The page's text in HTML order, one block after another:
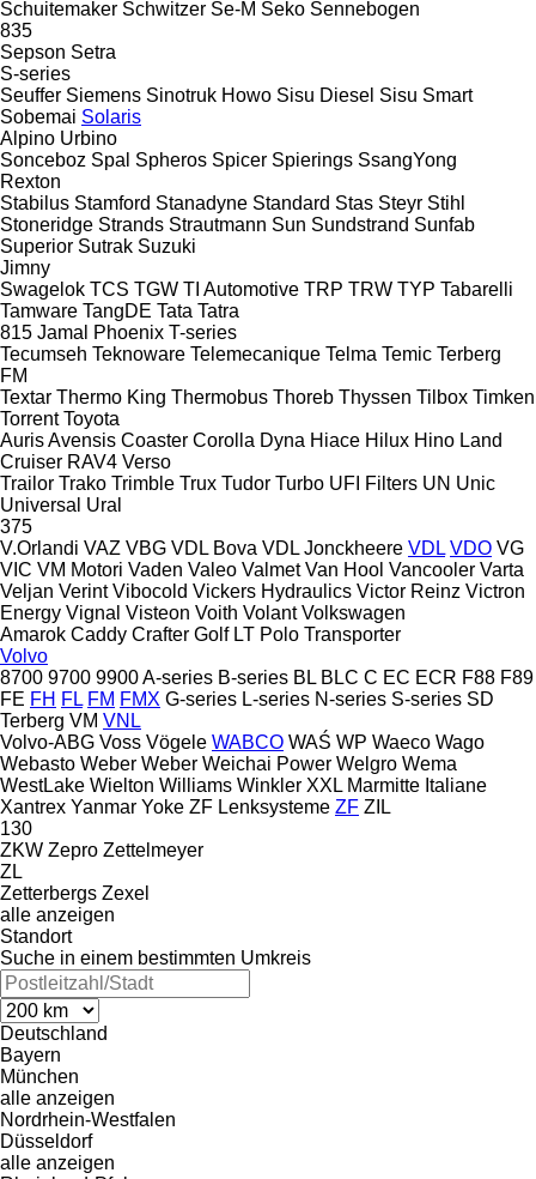
Schuitemaker Schwitzer Se-M Seko Sennebogen
835
Sepson Setra
S-series
Seuffer Siemens Sinotruk Howo Sisu Diesel Sisu Smart
Sobemai Solaris
Alpino Urbino
Sonceboz Spal Spheros Spicer Spierings SsangYong
Rexton
Stabilus Stamford Stanadyne Standard Stas Steyr Stihl
Stoneridge Strands Strautmann Sun Sundstrand Sunfab
Superior Sutrak Suzuki
Jimny
Swagelok TCS TGW TI Automotive TRP TRW TYP Tabarelli
Tamware TangDE Tata Tatra
815 Jamal Phoenix T-series
Tecumseh Teknoware Telemecanique Telma Temic Terberg
FM
Textar Thermo King Thermobus Thoreb Thyssen Tilbox Timken
Torrent Toyota
AurisAvensis Coaster Corolla Dyna Hiace Hilux Hino Land
Cruiser RAV4 Verso
Trailor Trako Trimble Trux Tudor Turbo UFI Filters UN Unic
Universal Ural
375
V.Orlandi VAZ VBG VDL Bova VDL Jonckheere VDL VDO VG
VIC VM Motori Vaden Valeo Valmet Van Hool Vancooler Varta
Veljan Verint Vibocold Vickers Hydraulics Victor Reinz Victron
Energy Vignal Visteon Voith Volant Volkswagen
Amarok Caddy Crafter Golf LT Polo Transporter
Volvo
8700 9700 9900A-series B-series BL BLC C EC ECR F88 F89
FE FH FL FM FMX G-series L-series N-series S-series SD
Terberg VM VNL
Volvo-ABG Voss Vögele WABCO WAŚ WP Waeco Wago
Webasto Weber Weber Weichai Power Welgro Wema
WestLake Wielton Williams Winkler XXL Marmitte Italiane
Xantrex Yanmar Yoke ZF Lenksysteme ZF ZIL
130
ZKW Zepro Zettelmeyer
ZL
Zetterbergs Zexel
alle anzeigen
Standort
Suche in einem bestimmten Umkreis
Deutschland
Bayern
München
alle anzeigen
Nordrhein-Westfalen
Düsseldorf
alle anzeigen